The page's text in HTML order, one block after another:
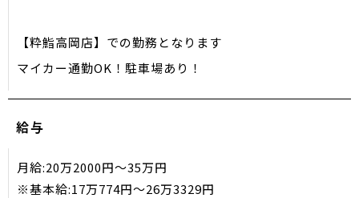
【粋鮨高岡店】での勤務となります
マイカー通勤OK！駐車場あり！
給与
月給:20万2000円〜35万円
※基本給:17万774円〜26万3329円